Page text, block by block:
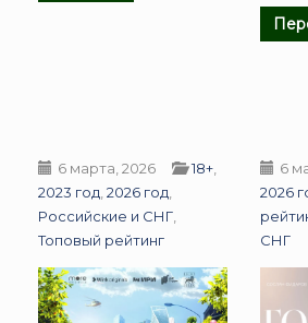
6 марта, 2026 18+,
2023 год,2026 год,
Российские и СНГ,
Топовый рейтинг
6
2026
СНГ